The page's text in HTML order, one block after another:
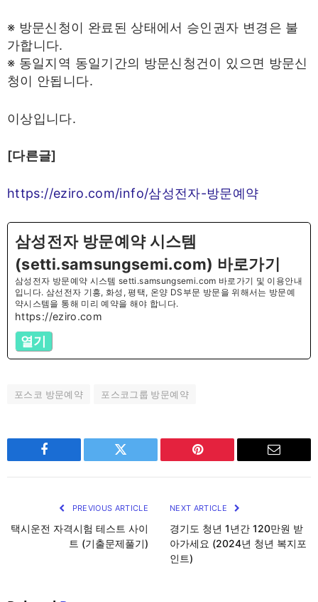
※ 방문신청이 완료된 상태에서 승인권자 변경은 불
가합니다.
※ 동일지역 동일기간의 방문신청건이 있으면 방문신
청이 안됩니다.
이상입니다.
[다른글]
https://eziro.com/info/삼성전자-방문예약
삼성전자 방문예약 시스템
(setti.samsungsemi.com) 바로가기
삼성전자 방문예약 시스템 setti.samsungsemi.com 바로가기 및 이용안내
입니다. 삼선전자 기흥, 화성, 평택, 온양 DS부문 방문을 위해서는 방문예
약시스템을 통해 미리 예약을 해야 합니다.
https://eziro.com
열기
포스코 방문예약 포스코그룹 방문예약
Facebook Twitter Pinterest Email
PREVIOUS ARTICLE
택시운전 자격시험 테스트 사이
트 (기출문제풀기)
NEXT ARTICLE
경기도 청년 1년간 120만원 받
아가세요 (2024년 청년 복지포
인트)